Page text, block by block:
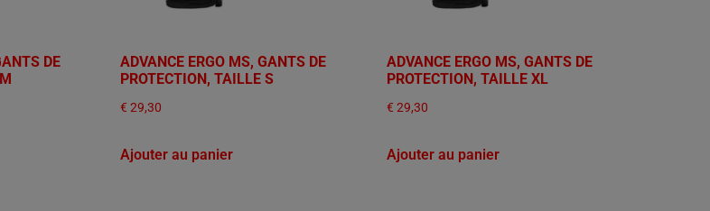
DE
ADVANCE ERGO MS, GANTS DE
PROTECTION, TAILLE S
€ 29,30
Ajouter au panier
ADVANCE ERGO MS, GANTS DE
PROTECTION, TAILLE XL
€ 29,30
Ajouter au panier